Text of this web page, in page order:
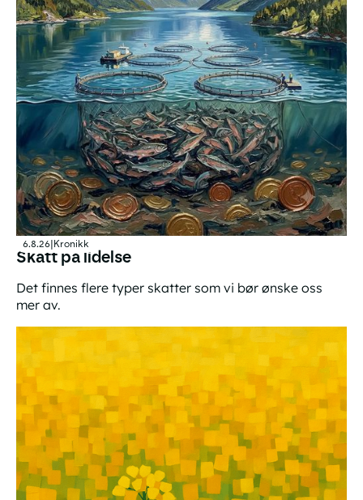
6.8.26|Kronikk
Skatt på lidelse
Det finnes flere typer skatter som vi bør ønske oss
mer av.